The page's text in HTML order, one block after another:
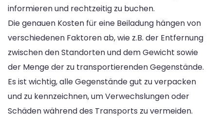
informieren und rechtzeitig zu buchen.
Die genauen Kosten für eine Beiladung hängen von
verschiedenen Faktoren ab, wie z.B. der Entfernung
zwischen den Standorten und dem Gewicht sowie
der Menge der zu transportierenden Gegenstände.
Es ist wichtig, alle Gegenstände gut zu verpacken
und zu kennzeichnen, um Verwechslungen oder
Schäden während des Transports zu vermeiden.